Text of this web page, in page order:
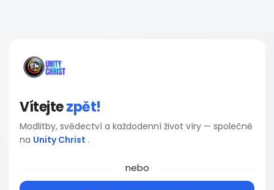
Vítejtezpět!
Modlitby, svědectví a každodenní život víry — společně
na Unity Christ .
nebo